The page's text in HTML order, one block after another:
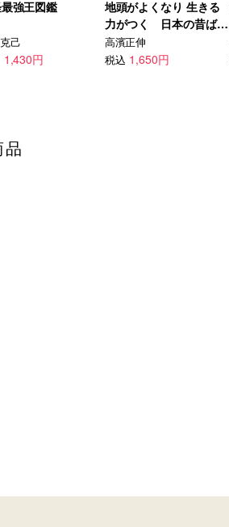
強王図鑑
己
1,430円
地頭がよくなり 生きる
力がつく 日本の昔ばな
し25
高濱正伸
税込 1,650円